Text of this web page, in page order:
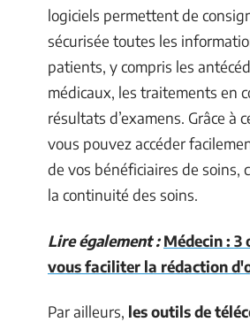
logiciels permettent de
sécurisée toutes les
patients, y compris les
médicaux, les traitements en
résultats d’examens. Grâce à
vous pouvez accéder
de vos bénéficiaires de soins,
la continuité des soins.
Lire également : Médecin :
vous faciliter la rédaction
Par ailleurs, les outils de